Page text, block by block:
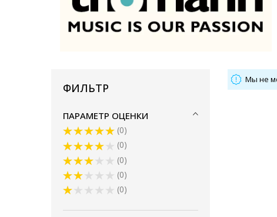
Мы не
ФИЛЬТР
ПАРАМЕТР ОЦЕНКИ
0
0
0
0
0